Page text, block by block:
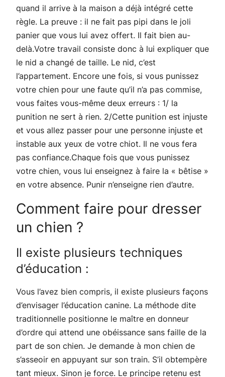
quand il arrive à la maison a déjà intégré cette
règle. La preuve : il ne fait pas pipi dans le joli
panier que vous lui avez offert. Il fait bien au-
delà.Votre travail consiste donc à lui expliquer que
le nid a changé de taille. Le nid, c’est
l’appartement. Encore une fois, si vous punissez
votre chien pour une faute qu’il n’a pas commise,
vous faites vous-même deux erreurs : 1/ la
punition ne sert à rien. 2/Cette punition est injuste
et vous allez passer pour une personne injuste et
instable aux yeux de votre chiot. Il ne vous fera
pas confiance.Chaque fois que vous punissez
votre chien, vous lui enseignez à faire la « bêtise »
en votre absence. Punir n’enseigne rien d’autre.
Comment faire pour dresser
un chien ?
Il existe plusieurs techniques
d’éducation :
Vous l’avez bien compris, il existe plusieurs façons
d’envisager l’éducation canine. La méthode dite
traditionnelle positionne le maître en donneur
d’ordre qui attend une obéissance sans faille de la
part de son chien. Je demande à mon chien de
s’asseoir en appuyant sur son train. S’il obtempère
tant mieux. Sinon je force. Le principe retenu est